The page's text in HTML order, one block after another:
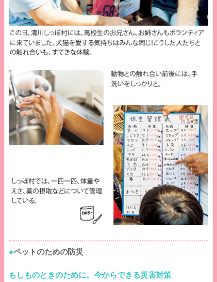
●ペットのための防災
もしものときのために。今からできる災害対策